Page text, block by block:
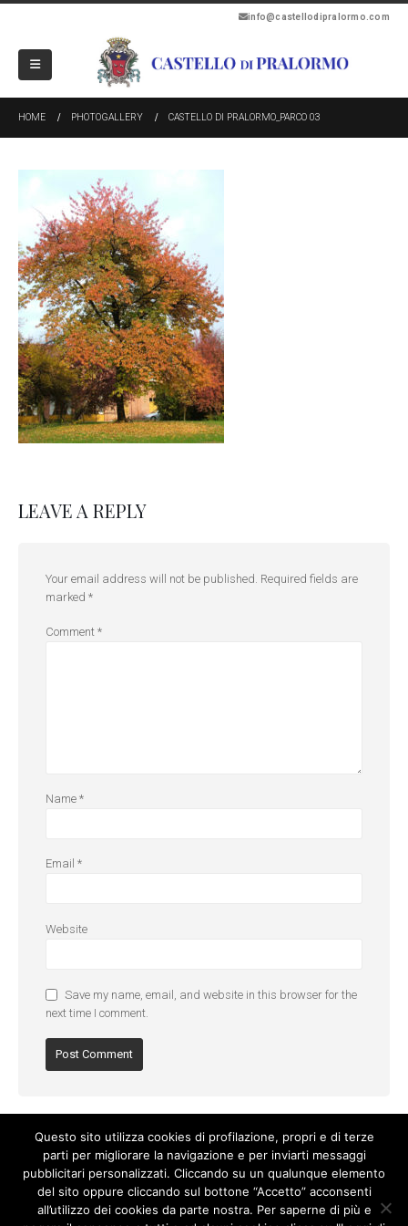
info@castellodipralormo.com
HOME PHOTOGALLERY CASTELLO DI PRALORMO_PARCO 03
LEAVE A REPLY
Your email address will not be published. Required fields are
marked *
Comment *
Name *
Email *
Website
Save my name, email, and website in this browser for the
next time I comment.
Questo sito utilizza cookies di profilazione, propri e di terze
parti per migliorare la navigazione e per inviarti messaggi
pubblicitari personalizzati. Cliccando su un qualunque elemento
del sito oppure cliccando sul bottone “Accetto” acconsenti
all’utilizzo dei cookies da parte nostra. Per saperne di più e